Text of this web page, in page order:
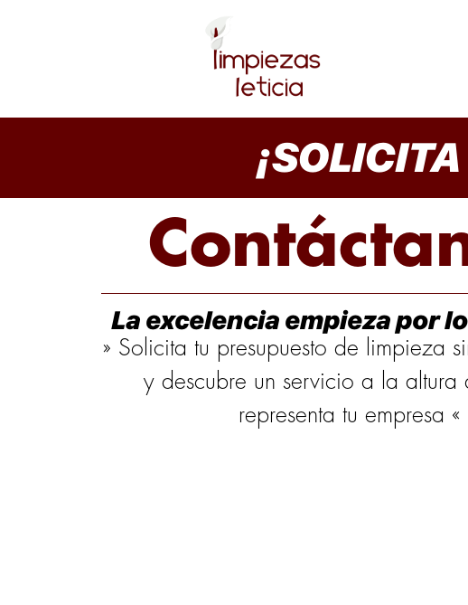
La excelencia empieza por
» Solicita tu presupuesto de limpieza
y descubre un servicio a la altura
representa tu empresa «